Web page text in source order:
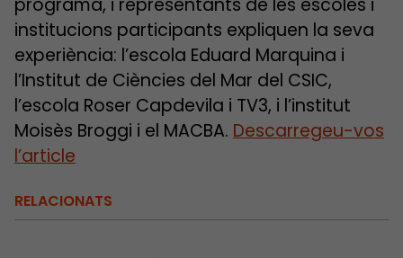
programa, i representants de les escoles i
institucions participants expliquen la seva
experiència: l’escola Eduard Marquina i
l’Institut de Ciències del Mar del CSIC,
l’escola Roser Capdevila i TV3, i l’institut
Moisès Broggi i el MACBA. Descarregeu-vos
l’article
RELACIONATS